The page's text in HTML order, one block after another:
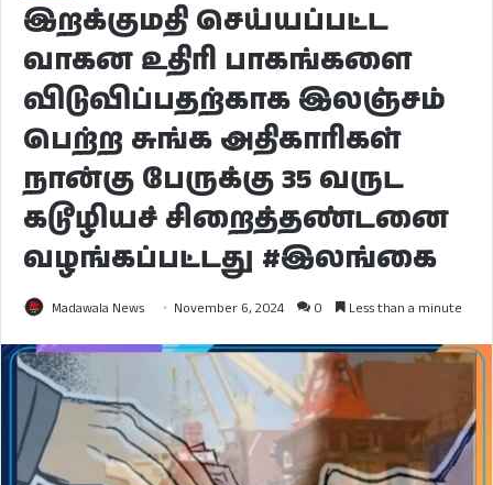
இறக்குமதி செய்யப்பட்ட
வாகன உதிரி பாகங்களை
விடுவிப்பதற்காக இலஞ்சம்
பெற்ற சுங்க அதிகாரிகள்
நான்கு பேருக்கு 35 வருட
கடூழியச் சிறைத்தண்டனை
வழங்கப்பட்டது #இலங்கை
Madawala News November 6, 2024 0 Less than a minute